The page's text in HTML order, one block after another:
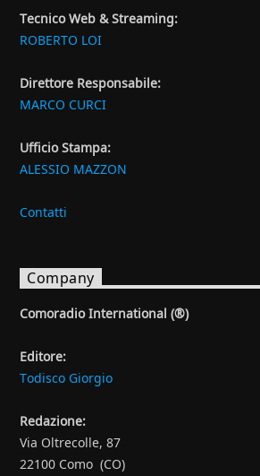
Tecnico Web & Streaming:
ROBERTO LOI
Direttore Responsabile:
MARCO CURCI
Ufficio Stampa:
ALESSIO MAZZON
Contatti
Company
Comoradio International (®)
Editore:
Todisco Giorgio
Redazione:
Via Oltrecolle, 87
22100 Como (CO)